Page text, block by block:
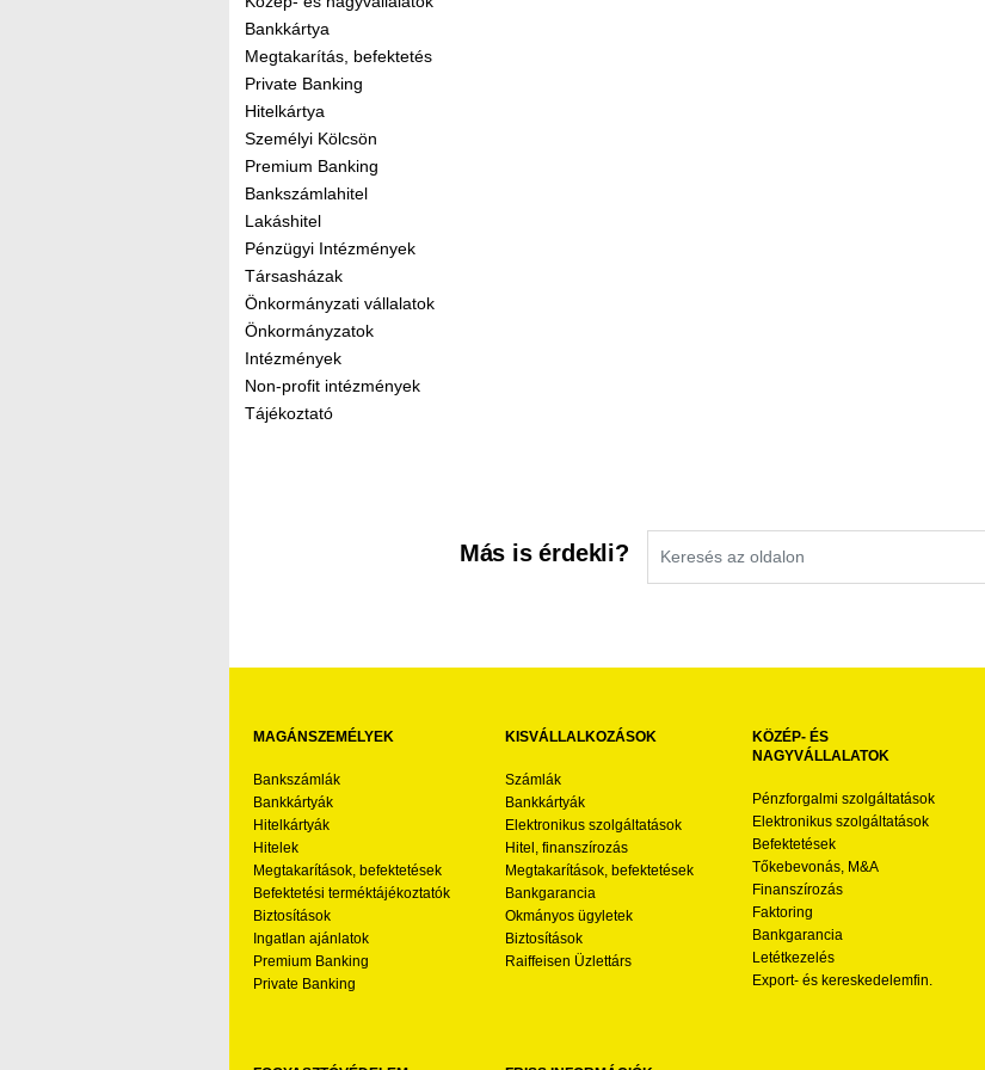
Bankkártya
Megtakarítás, befektetés
Private Banking
Hitelkártya
Személyi Kölcsön
Premium Banking
Bankszámlahitel
Lakáshitel
Pénzügyi Intézmények
Társasházak
Önkormányzati vállalatok
Önkormányzatok
Intézmények
Non-profit intézmények
Tájékoztató
Más is érdekli?
MAGÁNSZEMÉLYEK
Bankszámlák
Bankkártyák
Hitelkártyák
Hitelek
Megtakarítások, befektetések
Befektetési terméktájékoztatók
Biztosítások
Ingatlan ajánlatok
Premium Banking
Private Banking
KISVÁLLALKOZÁSOK
Számlák
Bankkártyák
Elektronikus szolgáltatások
Hitel, finanszírozás
Megtakarítások, befektetések
Bankgarancia
Okmányos ügyletek
Biztosítások
Raiffeisen Üzlettárs
KÖZÉP- ÉS
NAGYVÁLLALATOK
Pénzforgalmi szolgáltatások
Elektronikus szolgáltatások
Befektetések
Tőkebevonás, M&A
Finanszírozás
Faktoring
Bankgarancia
Letétkezelés
Export- és kereskedelemfin.